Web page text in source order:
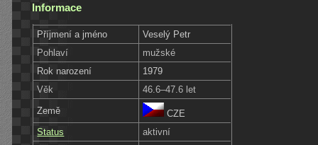
Informace
Příjmení a jméno
Veselý Petr
Pohlaví
mužské
Rok narození
1979
Věk
46.6–47.6 let
Země
CZE
Status
aktivní